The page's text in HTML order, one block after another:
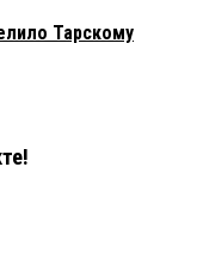
Тарскому